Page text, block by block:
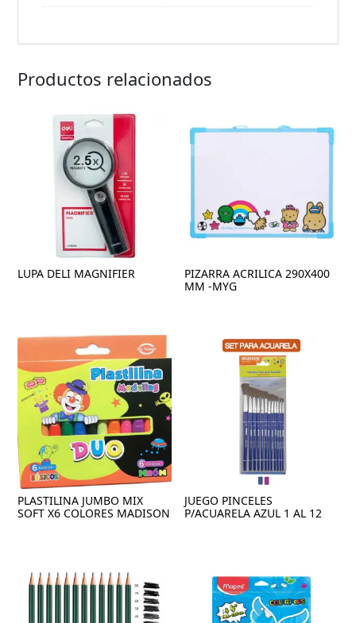
Productos relacionados
LUPA DELI MAGNIFIER
PIZARRA ACRILICA 290X400
MM -MYG
PLASTILINA JUMBO MIX
SOFT X6 COLORES MADISON
JUEGO PINCELES
P/ACUARELA AZUL 1 AL 12